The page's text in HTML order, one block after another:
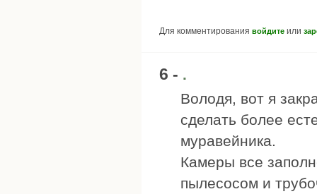
Для комментирования войдите или
6 - .
Володя, вот я
сделать более
муравейника.
Камеры все
пылесосом и